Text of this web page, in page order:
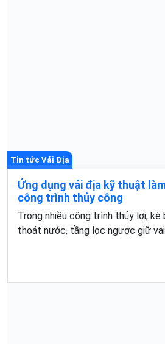
Tin tức Vải Địa
Ứng dụng vải địa kỹ thuật
công trình thủy công
Trong nhiều công trình thủy lợi, kè
thoát nước, tầng lọc ngược giữ